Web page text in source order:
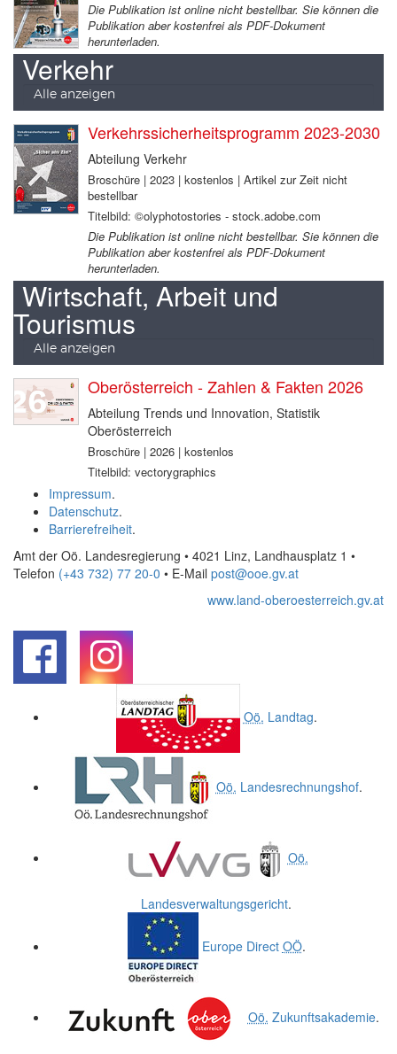
Die Publikation ist online nicht bestellbar. Sie können die
Publikation aber kostenfrei als PDF-Dokument
herunterladen.
Verkehr
Alle anzeigen
Verkehrssicherheitsprogramm 2023-2030
Abteilung Verkehr
Broschüre | 2023 | kostenlos | Artikel zur Zeit nicht
bestellbar
Titelbild: ©olyphotostories - stock.adobe.com
Die Publikation ist online nicht bestellbar. Sie können die
Publikation aber kostenfrei als PDF-Dokument
herunterladen.
Wirtschaft, Arbeit und
Tourismus
Alle anzeigen
Oberösterreich - Zahlen & Fakten 2026
Abteilung Trends und Innovation, Statistik
Oberösterreich
Broschüre | 2026 | kostenlos
Titelbild: vectorygraphics
Impressum.
Datenschutz.
Barrierefreiheit.
Amt der Oö. Landesregierung • 4021 Linz, Landhausplatz 1 •
Telefon (+43 732) 77 20-0 • E-Mail post@ooe.gv.at
www.land-oberoesterreich.gv.at
Oö. Landtag.
Oö. Landesrechnungshof.
Oö.
Landesverwaltungsgericht.
Europe Direct OÖ.
Oö. Zukunftsakademie.